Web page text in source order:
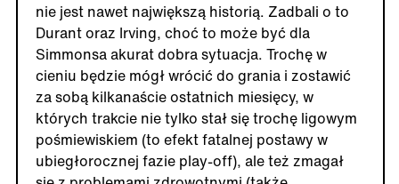
nie jest nawet największą historią. Zadbali o to
Durant oraz Irving, choć to może być dla
Simmonsa akurat dobra sytuacja. Trochę w
cieniu będzie mógł wrócić do grania i zostawić
za sobą kilkanaście ostatnich miesięcy, w
których trakcie nie tylko stał się trochę ligowym
pośmiewiskiem (to efekt fatalnej postawy w
ubiegłorocznej fazie play-off), ale też zmagał